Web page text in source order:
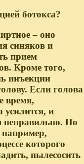
ботокса?
– оно
синяков и
прием
Кроме того,
инъекции
Если голова
время,
усилится, и
неправильно. По
например,
которого
пылесосить